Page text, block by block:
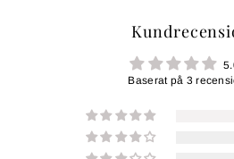
Baserat på 3